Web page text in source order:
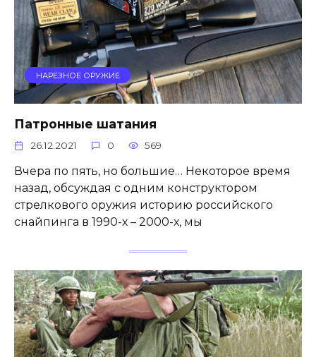
НАРЕЗНОЕ ОРУЖИЕ
Патронные шатания
26.12.2021 0 569
Вчера по пять, но большие… Некоторое время
назад, обсуждая с одним конструктором
стрелкового оружия историю российского
снайпинга в 1990-х – 2000-х, мы